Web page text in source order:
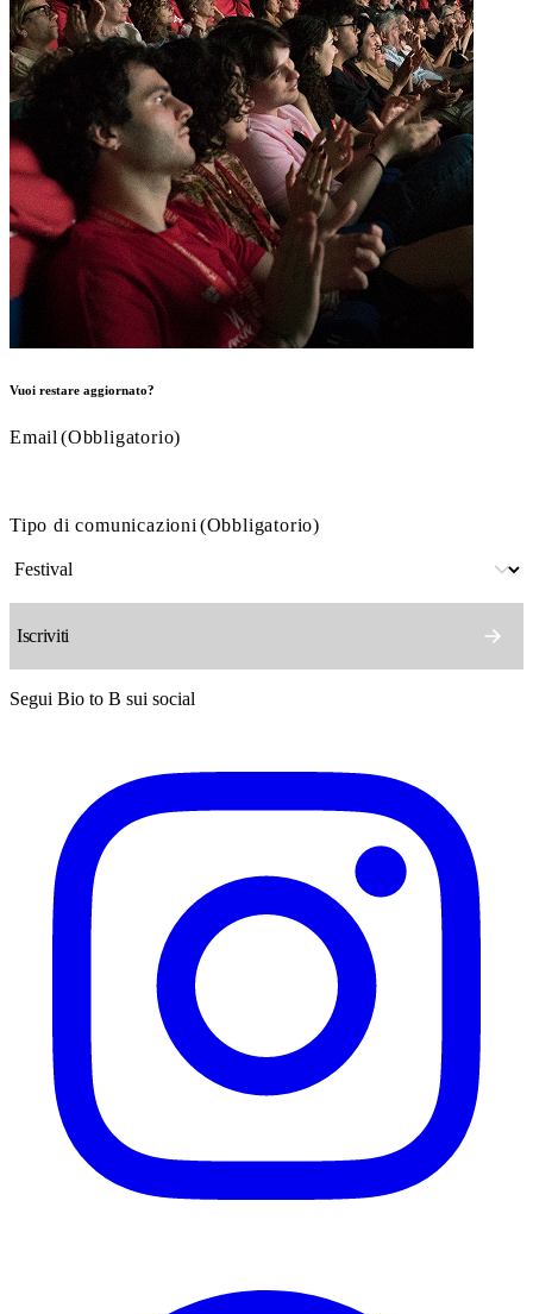
Vuoi restare aggiornato?
Email (Obbligatorio)
Tipo di comunicazioni (Obbligatorio)
Segui Bio to B sui social